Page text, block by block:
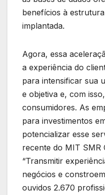
benefícios à
implantada.
Agora, essa
a experiência do
para intensificar sua
e objetiva e, com
consumidores. As
para investimentos
potencializar esse
recente do MIT SMR
“Transmitir
negócios e
ouvidos 2.670